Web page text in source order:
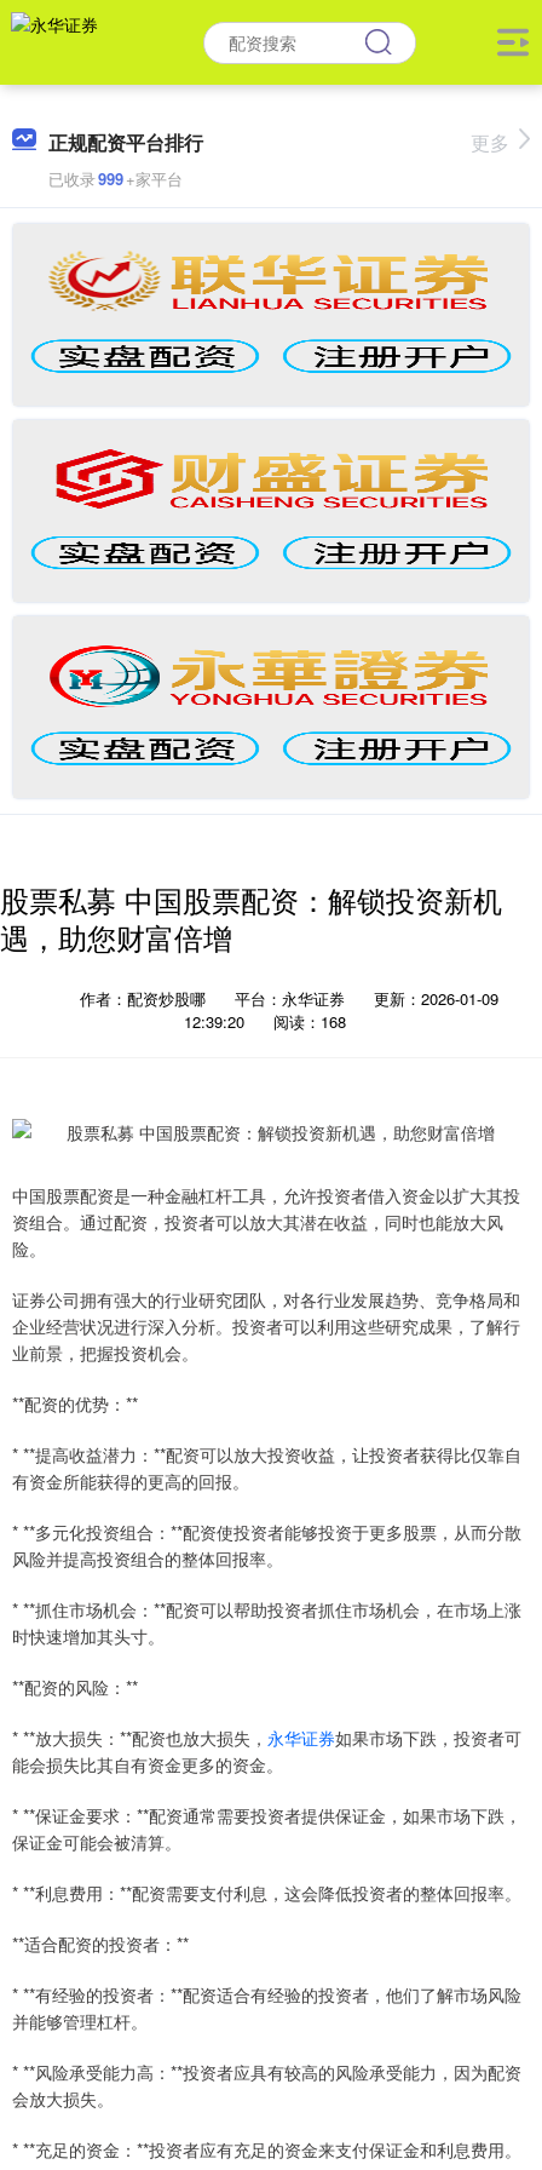
正规配资平台排行
已收录999+家平台
更多
股票私募 中国股票配资：解锁投资新机
遇，助您财富倍增
作者：配资炒股哪 平台：永华证券
更新：2026-01-09
12:39:20
阅读：168
中国股票配资是一种金融杠杆工具，允许投资者借入资金以扩大其投
资组合。通过配资，投资者可以放大其潜在收益，同时也能放大风
险。
证券公司拥有强大的行业研究团队，对各行业发展趋势、竞争格局和
企业经营状况进行深入分析。投资者可以利用这些研究成果，了解行
业前景，把握投资机会。
**配资的优势：**
* **提高收益潜力：**配资可以放大投资收益，让投资者获得比仅靠自
有资金所能获得的更高的回报。
* **多元化投资组合：**配资使投资者能够投资于更多股票，从而分散
风险并提高投资组合的整体回报率。
* **抓住市场机会：**配资可以帮助投资者抓住市场机会，在市场上涨
时快速增加其头寸。
**配资的风险：**
* **放大损失：**配资也放大损失， 永华证券如果市场下跌，投资者可
能会损失比其自有资金更多的资金。
* **保证金要求：**配资通常需要投资者提供保证金，如果市场下跌，
保证金可能会被清算。
* **利息费用：**配资需要支付利息，这会降低投资者的整体回报率。
**适合配资的投资者：**
* **有经验的投资者：**配资适合有经验的投资者，他们了解市场风险
并能够管理杠杆。
* **风险承受能力高：**投资者应具有较高的风险承受能力，因为配资
会放大损失。
* **充足的资金：**投资者应有充足的资金来支付保证金和利息费用。